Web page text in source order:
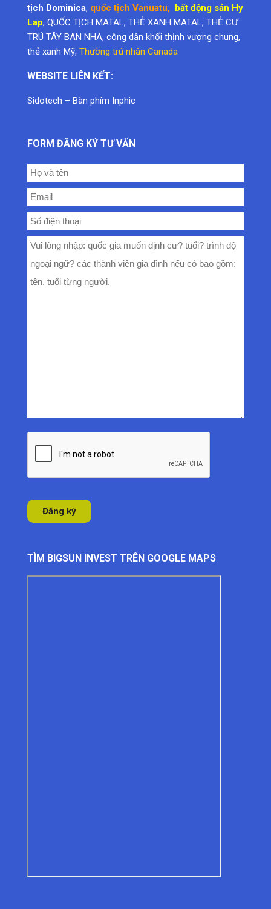
tịch Dominica, quốc tịch Vanuatu, bất động sản Hy
Lap; QUỐC TỊCH MATAL, THẺ XANH MATAL, THẺ CƯ
TRÚ TÂY BAN NHA, công dân khối thịnh vượng chung,
thẻ xanh Mỹ, Thường trú nhân Canada
WEBSITE LIÊN KẾT:
Sidotech – Bàn phím Inphic
FORM ĐĂNG KÝ TƯ VẤN
TÌM BIGSUN INVEST TRÊN GOOGLE MAPS